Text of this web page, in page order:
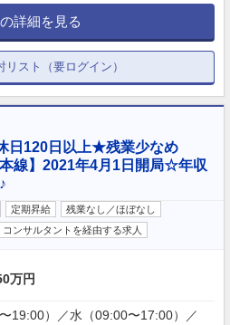
詳細を見る
リスト（要ログイン）
120日以上★残業少なめ
線】2021年4月1日開局☆年収
定期昇給
残業なし／ほぼなし
コンサルタントを経由する求人
万円
19:00）／水（09:00〜17:00）／